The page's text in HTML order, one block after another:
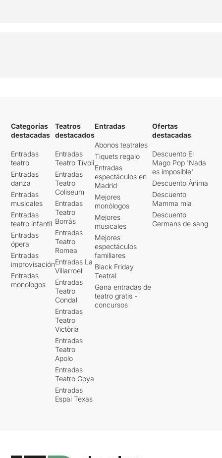
Categorías
destacadas
Entradas
teatro
Entradas
danza
Entradas
musicales
Entradas
teatro infantil
Entradas
ópera
Entradas
improvisación
Entradas
monólogos
Teatros
destacados
Entradas
Teatro Tívoli
Entradas
Teatro
Coliseum
Entradas
Teatro
Borrás
Entradas
Teatro
Romea
Entradas La
Villarroel
Entradas
Teatro
Condal
Entradas
Teatro
Victòria
Entradas
Teatro
Apolo
Entradas
Teatro Goya
Entradas
Espai Texas
Entradas
Abonos teatrales
Tiquets regalo
Entradas
espectáculos en
Madrid
Mejores
monólogos
Mejores
musicales
Mejores
espectáculos
familiares
Black Friday
Teatral
Gana entradas de
teatro gratis -
concursos
Ofertas
destacadas
Descuento El
Mago Pop 'Nada
es imposible'
Descuento Ànima
Descuento
Mamma mia
Descuento
Germans de sang